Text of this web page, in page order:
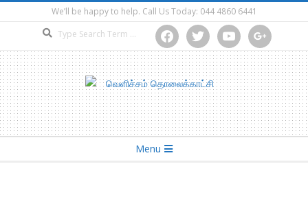
to
We’ll be happy to help. Call Us Today: 044 4860 6441
facebooktwitter youtube google
Menu